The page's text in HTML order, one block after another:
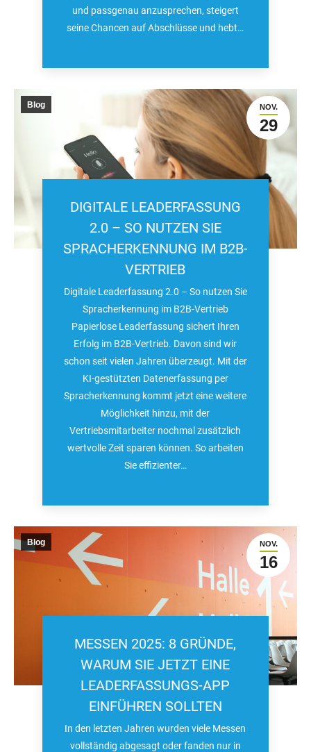
und passgenau anzusprechen, steigert
seine Chancen auf Abschlüsse und hebt…
NOV.
29
Blog
DIGITALE LEADERFASSUNG
2.0 – SO NUTZEN SIE
SPRACHERKENNUNG IM B2B-
VERTRIEB
Digitale Leaderfassung 2.0 – So nutzen Sie
Spracherkennung im B2B-Vertrieb
Papierlose Leaderfassung sichert Ihren
Erfolg im B2B-Vertrieb. Davon sind wir
schon seit vielen Jahren überzeugt. Mit der
KI-gestützten Datenerfassung per
Spracherkennung kommt jetzt eine weitere
Möglichkeit hinzu, mit der
Vertriebsmitarbeiter nochmal zusätzlich
wertvolle Zeit sparen können. So arbeiten
Sie effizienter…
NOV.
16
Blog
MESSEN 2025: 8 GRÜNDE,
WARUM SIE JETZT EINE
LEADERFASSUNGS-APP
EINFÜHREN SOLLTEN
In den letzten Jahren wurden viele Messen
vollständig abgesagt oder fanden nur in